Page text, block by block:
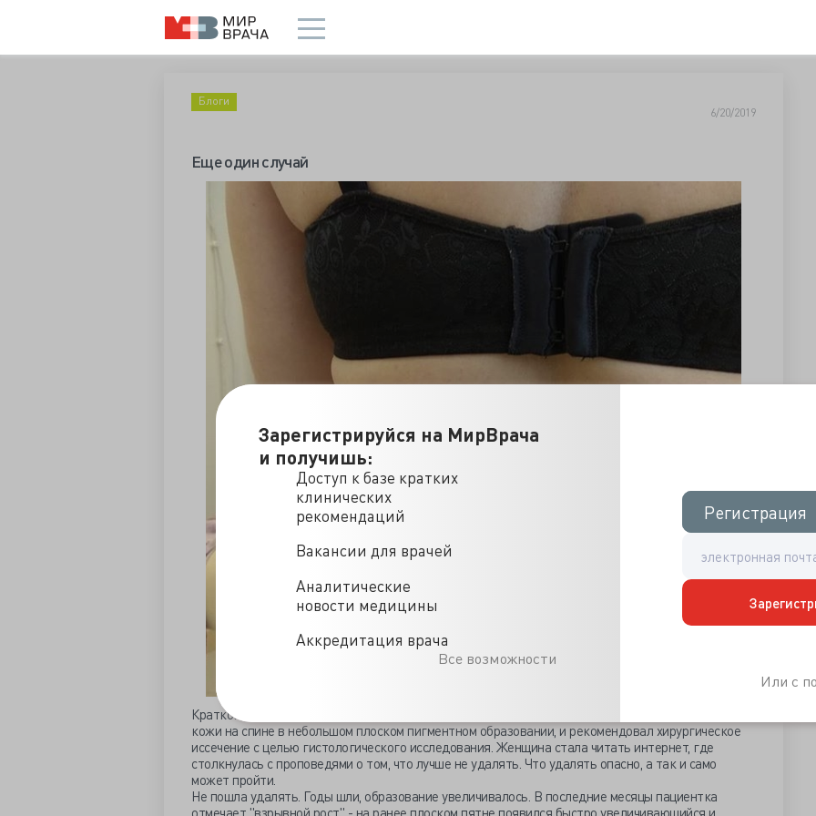
Зарегистрируйся на МирВрача
и получишь:
Доступ к базе кратких
клинических
рекомендаций
Вакансии для врачей
Аналитические
новости медицины
Аккредитация врача
Все возможности
Регистрация
Регистрация
Или с
Блоги
6/20/2019
Еще один случай
Кратко: в 2014 году какой-то, вполне грамотный, онколог заподозрил у женщины меланому
кожи на спине в небольшом плоском пигментном образовании, и рекомендовал хирургическое
иссечение с целью гистологического исследования. Женщина стала читать интернет, где
столкнулась с проповедями о том, что лучше не удалять. Что удалять опасно, а так и само
может пройти.
Не пошла удалять. Годы шли, образование увеличивалось. В последние месяцы пациентка
отмечает "взрывной рост" - на ранее плоском пятне появился быстро увеличивающийся и